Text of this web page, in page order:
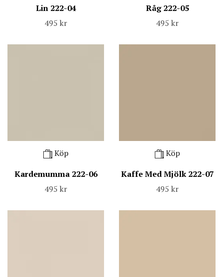
Lin 222-04
495 kr
Råg 222-05
495 kr
Köp
Kardemumma 222-06
495 kr
Köp
Kaffe Med Mjölk 222-07
495 kr